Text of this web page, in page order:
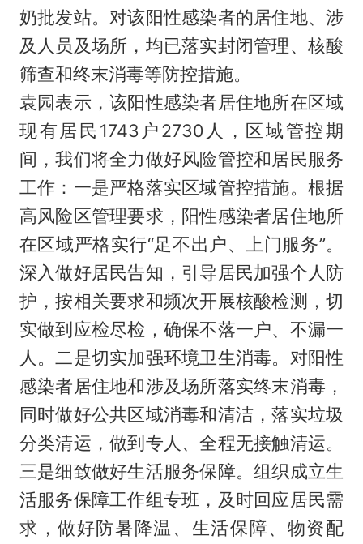
奶批发站。对该阳性感染者的居住地、涉
及人员及场所，均已落实封闭管理、核酸
筛查和终末消毒等防控措施。
袁园表示，该阳性感染者居住地所在区域
现有居民1743户2730人，区域管控期
间，我们将全力做好风险管控和居民服务
工作：一是严格落实区域管控措施。根据
高风险区管理要求，阳性感染者居住地所
在区域严格实行“足不出户、上门服务”。
深入做好居民告知，引导居民加强个人防
护，按相关要求和频次开展核酸检测，切
实做到应检尽检，确保不落一户、不漏一
人。二是切实加强环境卫生消毒。对阳性
感染者居住地和涉及场所落实终末消毒，
同时做好公共区域消毒和清洁，落实垃圾
分类清运，做到专人、全程无接触清运。
三是细致做好生活服务保障。组织成立生
活服务保障工作组专班，及时回应居民需
求，做好防暑降温、生活保障、物资配